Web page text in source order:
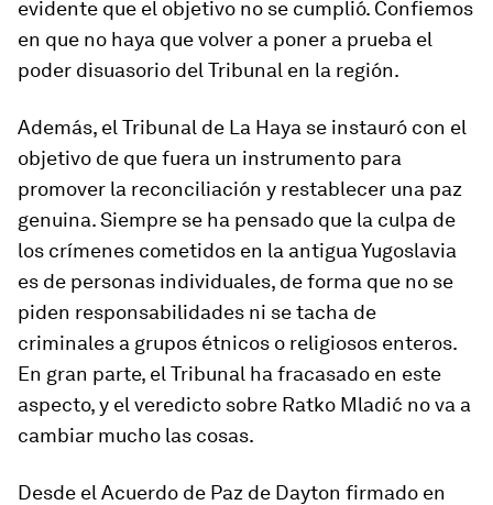
evidente que el objetivo no se cumplió. Confiemos
en que no haya que volver a poner a prueba el
poder disuasorio del Tribunal en la región.
Además, el Tribunal de La Haya se instauró con el
objetivo de que fuera un instrumento para
promover la reconciliación y restablecer una paz
genuina. Siempre se ha pensado que la culpa de
los crímenes cometidos en la antigua Yugoslavia
es de personas individuales, de forma que no se
piden responsabilidades ni se tacha de
criminales a grupos étnicos o religiosos enteros.
En gran parte, el Tribunal ha fracasado en este
aspecto, y el veredicto sobre Ratko Mladić no va a
cambiar mucho las cosas.
Desde el Acuerdo de Paz de Dayton firmado en